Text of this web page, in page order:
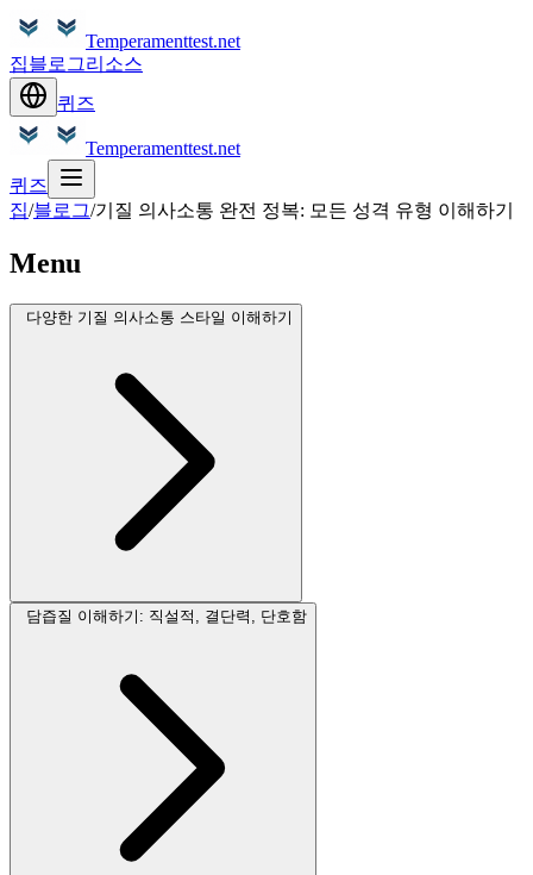
Temperamenttest.net
집블로그리소스
퀴즈
Temperamenttest.net
퀴즈
집/블로그/기질 의사소통 완전 정복: 모든 성격 유형 이해하기
Menu
다양한 기질 의사소통 스타일 이해하기
담즙질 이해하기: 직설적, 결단력, 단호함